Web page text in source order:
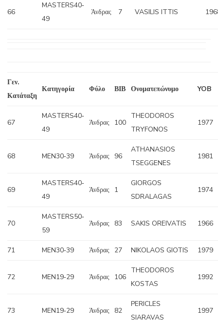
66
MASTERS40‐
49
Άνδρας 7 VASILIS ITTIS
Γεν.
Κατάταξη
Κατηγορία Φύλο ΒΙΒ Ονοματεπώνυμο YOB
67
MASTERS40‐
49
Άνδρας 100
THEODOROS
TRYFONOS
1977
68 MEN30‐39 Άνδρας 96
ATHANASIOS
TSEGGENES
1981
69
MASTERS40‐
49
Άνδρας 1
GIORGOS
SDRALAGAS
1974
70
MASTERS50‐
59
Άνδρας 83 SAKIS OREIVATIS 1966
71 MEN30‐39 Άνδρας 27 NIKOLAOS GIOTIS 1979
72 MEN19‐29 Άνδρας 106
THEODOROS
KOSTAS
1992
73 MEN19‐29 Άνδρας 82
PERICLES
SIARAVAS
1997